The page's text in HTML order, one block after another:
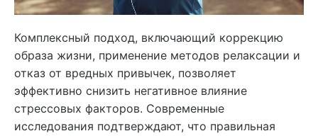
Комплексный подход, включающий коррекцию
образа жизни, применение методов релаксации и
отказ от вредных привычек, позволяет
эффективно снизить негативное влияние
стрессовых факторов. Современные
исследования подтверждают, что правильная